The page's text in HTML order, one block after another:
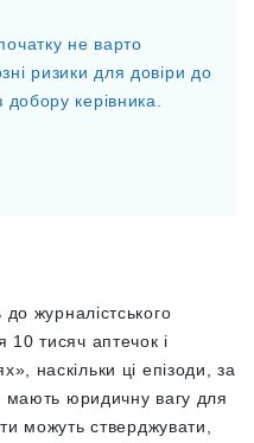
не варто
ризики для довіри до
добору керівника.
журналістського
10 тисяч аптечок і
наскільки ці епізоди, за
мають юридичну вагу для
можуть стверджувати,